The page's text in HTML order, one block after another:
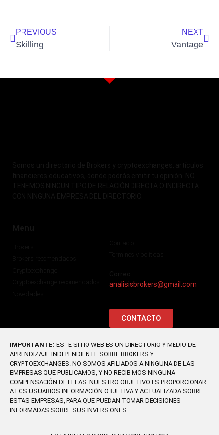
PREVIOUS
Skilling
NEXT
Vantage
analisisbrokers@gmail.com
CONTACTO
IMPORTANTE: ESTE SITIO WEB ES UN DIRECTORIO Y MEDIO DE
APRENDIZAJE INDEPENDIENTE SOBRE BROKERS Y
CRYPTOEXCHANGES. NO SOMOS AFILIADOS A NINGUNA DE LAS
EMPRESAS QUE PUBLICAMOS, Y NO RECIBIMOS NINGUNA
COMPENSACIÓN DE ELLAS. NUESTRO OBJETIVO ES PROPORCIONAR
A LOS USUARIOS INFORMACIÓN OBJETIVA Y ACTUALIZADA SOBRE
ESTAS EMPRESAS, PARA QUE PUEDAN TOMAR DECISIONES
INFORMADAS SOBRE SUS INVERSIONES.